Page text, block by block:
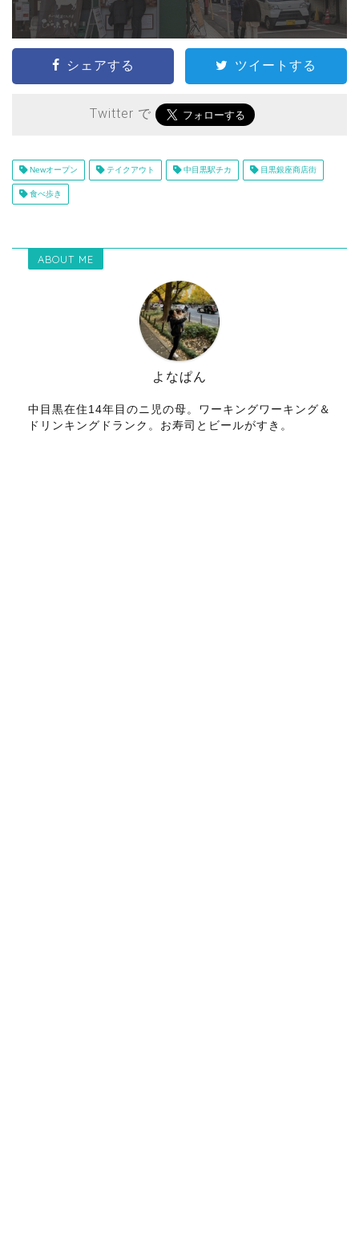
シェアする ツイートする
Twitter で
Newオープン テイクアウト 中目黒駅チカ 目黒銀座商店街
食べ歩き
ABOUT ME
よなぱん
中目黒在住14年目のニ児の母。ワーキングワーキング＆
ドリンキングドランク。お寿司とビールがすき。